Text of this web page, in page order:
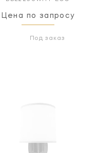
Цена по запросу
Под заказ